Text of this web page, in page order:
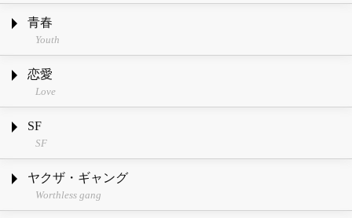
青春
Youth
恋愛
Love
SF
SF
ヤクザ・ギャング
Worthless gang